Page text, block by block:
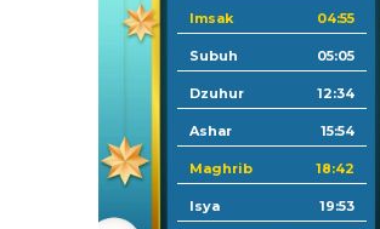
Imsak 04:55
Subuh 05:05
Dzuhur 12:34
Ashar 15:54
Maghrib 18:42
Isya 19:53